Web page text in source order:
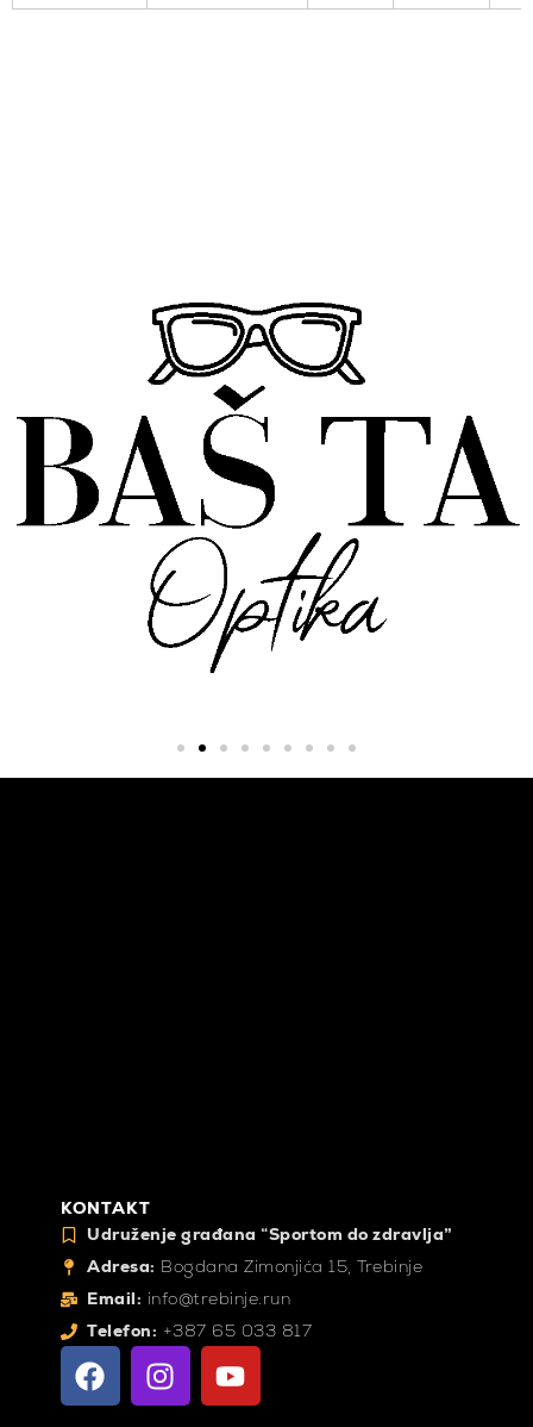
KONTAKT
Udruženje građana “Sportom do zdravlja”
Adresa: Bogdana Zimonjića 15, Trebinje
Email: info@trebinje.run
Telefon: +387 65 033 817